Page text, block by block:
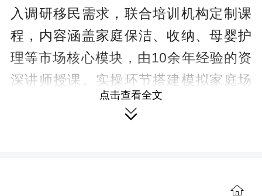
入调研移民需求，联合培训机构定制课
程，内容涵盖家庭保洁、收纳、母婴护
理等市场核心模块，由10余年经验的资
深讲师授课。实操环节搭建模拟家庭场
景，讲师手把手指导，学员分组练习；
培训还增设就业指导课，解读行业前景
点击查看全文
